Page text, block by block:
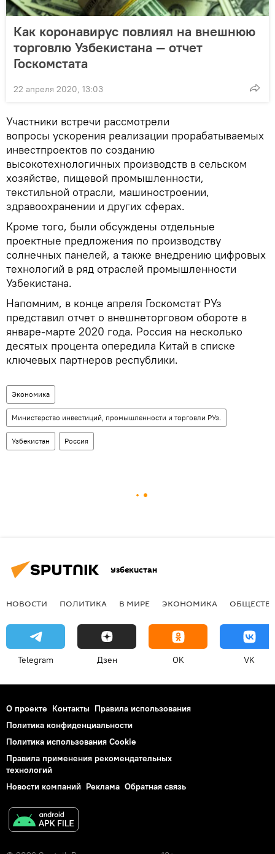
Как коронавирус повлиял на внешнюю
торговлю Узбекистана — отчет
Госкомстата
22 апреля 2020, 13:03
Участники встречи рассмотрели
вопросы ускорения реализации прорабатываемых
инвестпроектов по созданию
высокотехнологичных производств в сельском
хозяйстве, пищевой промышленности,
текстильной отрасли, машиностроении,
здравоохранении и других сферах.
Кроме того, были обсуждены отдельные
проектные предложения по производству
солнечных панелей, а также внедрению цифровых
технологий в ряд отраслей промышленности
Узбекистана.
Напомним, в конце апреля Госкомстат РУз
представил отчет о внешнеторговом обороте в
январе-марте 2020 года. Россия на несколько
десятых процента опередила Китай в списке
ключевых партнеров республики.
Экономика
Министерство инвестиций, промышленности и торговли РУз.
Узбекистан Россия
Узбекистан
НОВОСТИ ПОЛИТИКА В МИРЕ ЭКОНОМИКА
Telegram Дзен OK VK
О проекте Контакты Правила использования
Политика конфиденциальности
Политика использования Cookie
Правила применения рекомендательных
технологий
Новости компаний Реклама Обратная связь